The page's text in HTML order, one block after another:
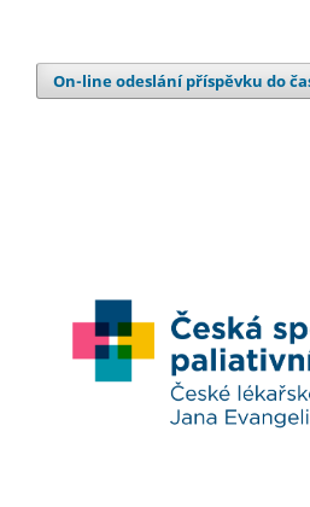
On-line odeslání příspěvku do